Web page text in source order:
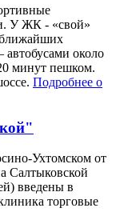
У ЖК - «свой»
ближайших
автобусами около
минут пешком.
Подробнее о
Ухтомском от
Салтыковской
введены в
торговые